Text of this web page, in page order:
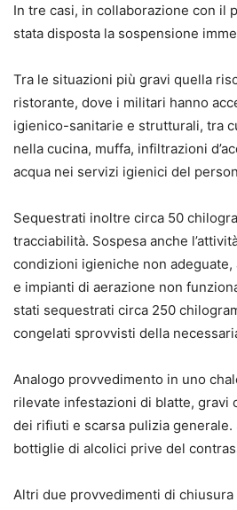
In tre casi, in collaborazione con il
stata disposta la sospensione
Tra le situazioni più gravi quella
ristorante, dove i militari hanno
igienico-sanitarie e strutturali, tra
nella cucina, muffa, infiltrazioni
acqua nei servizi igienici del
Sequestrati inoltre circa 50
tracciabilità. Sospesa anche
condizioni igieniche non adeguate,
e impianti di aerazione non
stati sequestrati circa 250
congelati sprovvisti della
Analogo provvedimento in uno
rilevate infestazioni di blatte, gravi
dei rifiuti e scarsa pulizia
bottiglie di alcolici prive del
Altri due provvedimenti di